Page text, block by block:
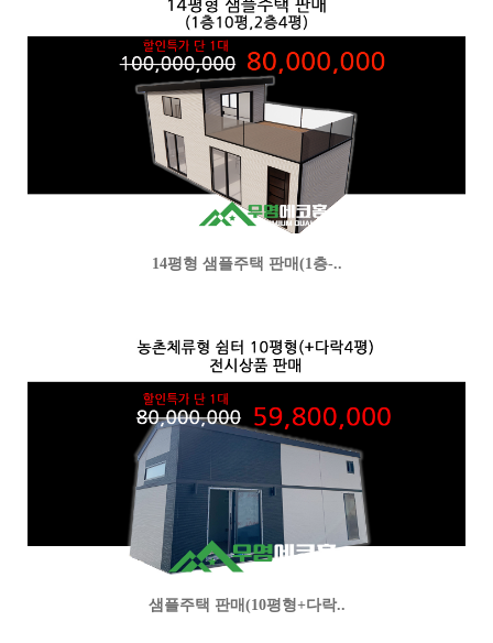
14평형 샘플주택 판매(1층-..
샘플주택 판매(10평형+다락..